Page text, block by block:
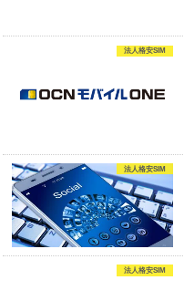
法人格安SIM
法人格安SIM
法人格安SIM